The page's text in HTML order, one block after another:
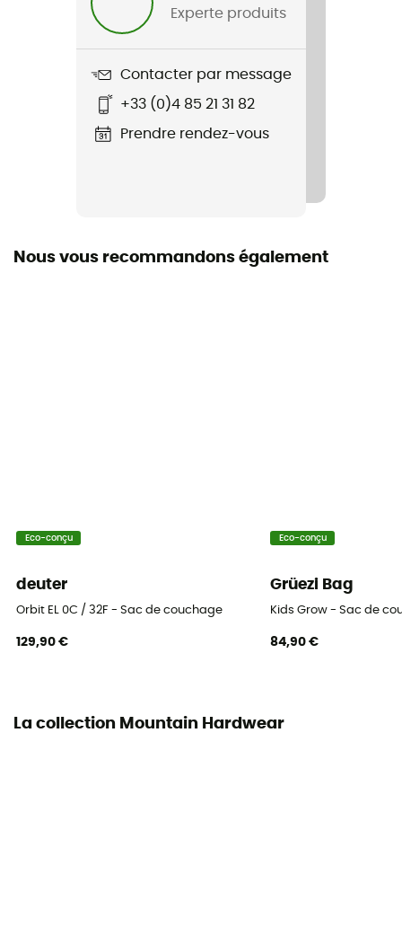
Nylon Ripstop recyclé 20D
Type de duvet
Isolation
Température de confort
-27°C
Sac de rangement
Experte produits
Contacter par message
+33 (0)4 85 21 31 82
Prendre rendez-vous
Nous vous recommandons également
Eco-conçu
deuter
Orbit EL 0C / 32F - Sac de couchage
129,90 €
Eco-conçu
Grüezi Bag
Kids Grow - Sac de
84,90 €
La collection Mountain Hardwear